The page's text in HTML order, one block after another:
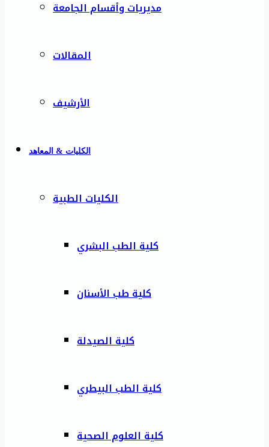
مديريات وأقسام الجامعة
المقالات
الأرشيف
الكليات & المعاهد
الكليات الطبية
كلية الطب البشري
كلية طب الأسنان
كلية الصيدلة
كلية الطب البيطري
كلية العلوم الصحية